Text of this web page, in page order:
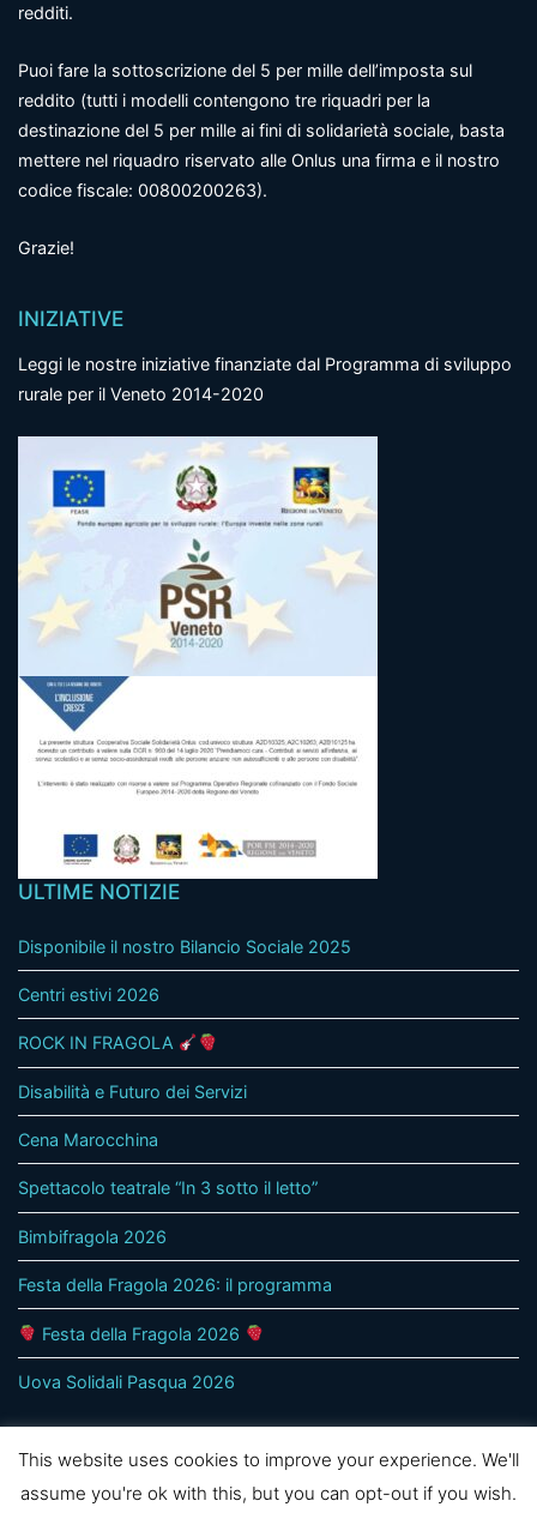
redditi.
Puoi fare la sottoscrizione del 5 per mille dell’imposta sul
reddito (tutti i modelli contengono tre riquadri per la
destinazione del 5 per mille ai fini di solidarietà sociale, basta
mettere nel riquadro riservato alle Onlus una firma e il nostro
codice fiscale: 00800200263).
Grazie!
INIZIATIVE
Leggi le nostre iniziative finanziate dal Programma di sviluppo
rurale per il Veneto 2014-2020
ULTIME NOTIZIE
Disponibile il nostro Bilancio Sociale 2025
Centri estivi 2026
ROCK IN FRAGOLA
Disabilità e Futuro dei Servizi
Cena Marocchina
Spettacolo teatrale “In 3 sotto il letto”
Bimbifragola 2026
Festa della Fragola 2026: il programma
Festa della Fragola 2026
Uova Solidali Pasqua 2026
This website uses cookies to improve your experience. We'll
assume you're ok with this, but you can opt-out if you wish.